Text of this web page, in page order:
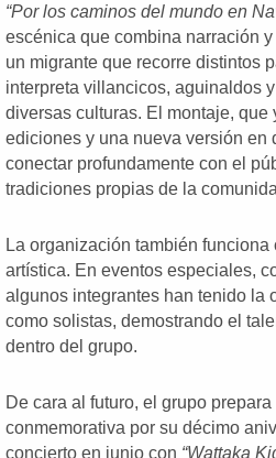
“Por los caminos del mundo en
escénica que combina narración
un migrante que recorre distintos
interpreta villancicos, aguinaldos
diversas culturas. El montaje, que
ediciones y una nueva versión en
conectar profundamente con el
tradiciones propias de la
La organización también funciona
artística. En eventos especiales,
algunos integrantes han tenido la
como solistas, demostrando el
dentro del grupo.
De cara al futuro, el grupo
conmemorativa por su décimo
concierto en junio con “Wattaka